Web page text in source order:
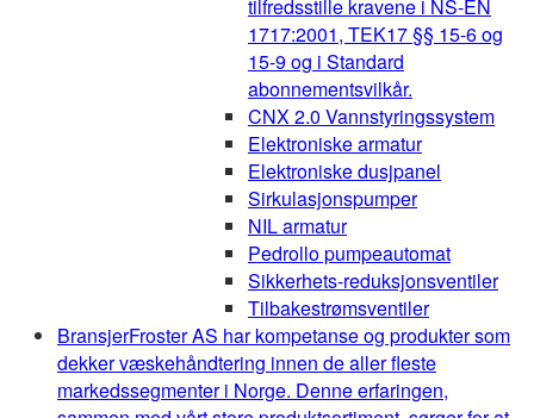
tilfredsstille kravene i NS-EN
1717:2001, TEK17 §§ 15-6 og
15-9 og i Standard
abonnementsvilkår.
CNX 2.0 Vannstyringssystem
Elektroniske armatur
Elektroniske dusjpanel
Sirkulasjonspumper
NIL armatur
Pedrollo pumpeautomat
Sikkerhets-reduksjonsventiler
Tilbakestrømsventiler
BransjerFroster AS har kompetanse og produkter som
dekker væskehåndtering innen de aller fleste
markedssegmenter i Norge. Denne erfaringen,